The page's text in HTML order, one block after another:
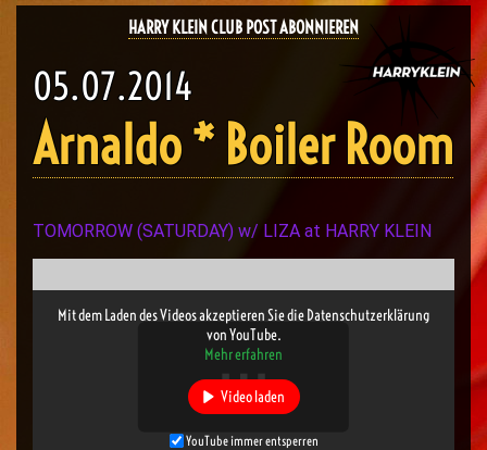
HARRY KLEIN CLUB POST ABONNIEREN
05.07.2014
Arnaldo * Boiler Room
TOMORROW (SATURDAY) w/ LIZA at HARRY KLEIN
Mit dem Laden des Videos akzeptieren Sie die Datenschutzerklärung
von YouTube.
Mehr erfahren
Video laden
YouTube immer entsperren